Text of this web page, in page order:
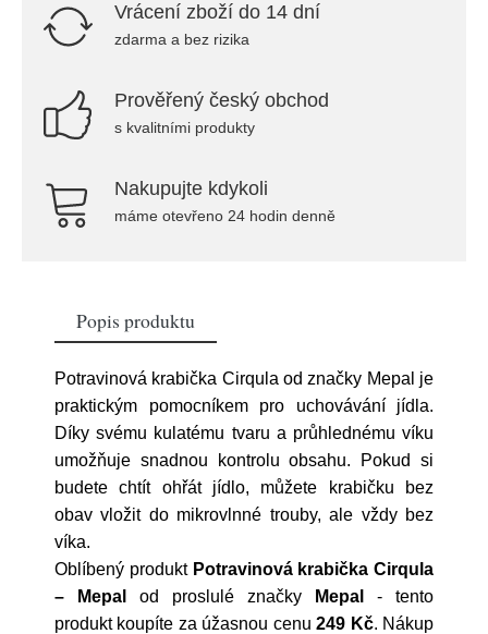
Vrácení zboží do 14 dní
zdarma a bez rizika
Prověřený český obchod
s kvalitními produkty
Nakupujte kdykoli
máme otevřeno 24 hodin denně
Popis produktu
Potravinová krabička Cirqula od značky Mepal je
praktickým pomocníkem pro uchovávání jídla.
Díky svému kulatému tvaru a průhlednému víku
umožňuje snadnou kontrolu obsahu. Pokud si
budete chtít ohřát jídlo, můžete krabičku bez
obav vložit do mikrovlnné trouby, ale vždy bez
víka.
Oblíbený produkt Potravinová krabička Cirqula
– Mepal
od proslulé značky Mepal
- tento
produkt koupíte za úžasnou cenu249 Kč. Nákup